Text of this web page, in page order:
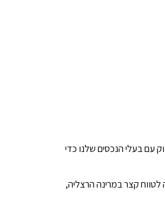
עם בעלי הנכסים שלנו כדי
קצר במרינה הרצליה,